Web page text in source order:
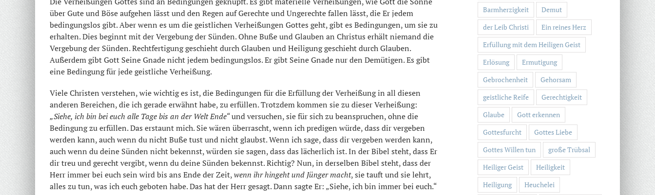
über Gute und Böse aufgehen lässt und den Regen auf Gerechte und Ungerechte fallen lässt, die Er jedem
bedingungslos gibt. Aber wenn es um die geistlichen Verheißungen Gottes geht, gibt es Bedingungen, um sie zu
erhalten. Dies beginnt mit der Vergebung der Sünden. Ohne Buße und Glauben an Christus erhält niemand die
Vergebung der Sünden. Rechtfertigung geschieht durch Glauben und Heiligung geschieht durch Glauben.
Außerdem gibt Gott Seine Gnade nicht jedem bedingungslos. Er gibt Seine Gnade nur den Demütigen. Es gibt
eine Bedingung für jede geistliche Verheißung.
Viele Christen verstehen, wie wichtig es ist, die Bedingungen für die Erfüllung der Verheißung in all diesen
anderen Bereichen, die ich gerade erwähnt habe, zu erfüllen. Trotzdem kommen sie zu dieser Verheißung:
„Siehe, ich bin bei euch alle Tage bis an der Welt Ende“und versuchen, sie für sich zu beanspruchen, ohne die
Bedingung zu erfüllen. Das erstaunt mich. Sie wären überrascht, wenn ich predigen würde, dass dir vergeben
werden kann, auch wenn du nicht Buße tust und nicht glaubst. Wenn ich sage, dass dir vergeben werden kann,
auch wenn du deine Sünden nicht bekennst, würden sie sagen, dass das lächerlich ist. In der Bibel steht, dass Er
dir treu und gerecht vergibt, wenn du deine Sünden bekennst. Richtig? Nun, in derselben Bibel steht, dass der
Herr immer bei euch sein wird bis ans Ende der Zeit,wenn ihr hingeht und Jünger macht, sie tauft und sie lehrt,
alles zu tun, was ich euch geboten habe. Das hat der Herr gesagt. Dann sagte Er: „Siehe, ich bin immer bei euch.“
Barmherzigkeit
Demut
der Leib Christi
Ein reines Herz
Erfüllung mit dem Heiligen Geist
Erlösung
Ermutigung
Gebrochenheit
Gehorsam
geistliche Reife
Gerechtigkeit
Glaube
Gott erkennen
Gottesfurcht
Gottes Liebe
Gottes Willen tun
große Trübsal
Heiliger Geist
Heiligkeit
Heiligung
Heuchelei